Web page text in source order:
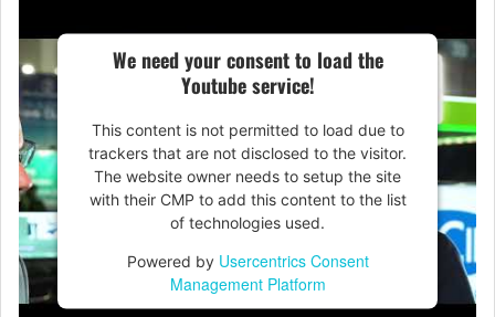
We need your consent to load the
Youtube service!
This content is not permitted to load due to
trackers that are not disclosed to the visitor.
The website owner needs to setup the site
with their CMP to add this content to the list
of technologies used.
Powered by Usercentrics Consent
Management Platform